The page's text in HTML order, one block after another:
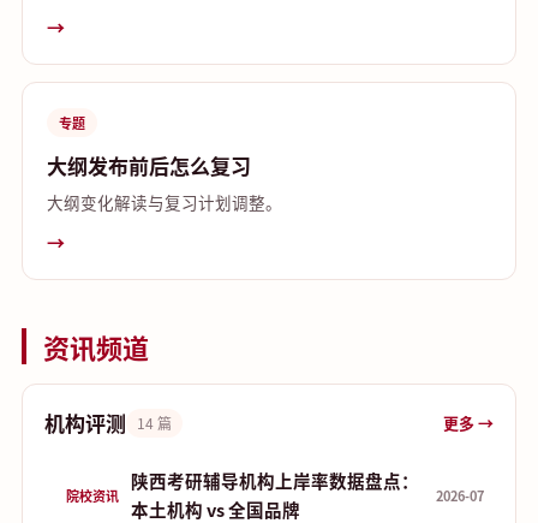
→
专题
大纲发布前后怎么复习
大纲变化解读与复习计划调整。
→
资讯频道
机构评测 14 篇 更多 →
院校资讯
陕西考研辅导机构上岸率数据盘点：
本土机构 vs 全国品牌
2026-07